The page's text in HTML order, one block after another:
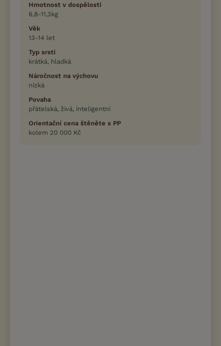
Hmotnost v dospělosti
6,8-11,3kg
Věk
13-14 let
Typ srsti
krátká, hladká
Náročnost na výchovu
nízká
Povaha
přátelská, živá, inteligentní
Orientační cena štěněte s PP
kolem 20 000 Kč